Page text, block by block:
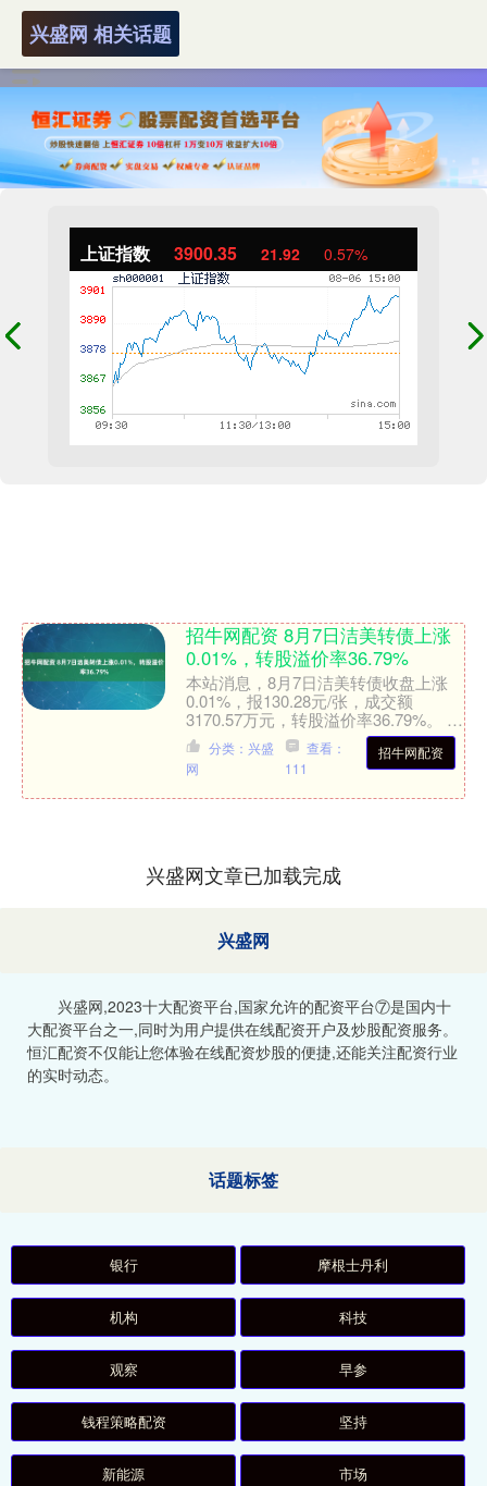
上证指数 3900.35 21.92 0.57%
兴盛网 相关话题
招牛网配资 8月7日洁美转债上涨
0.01%，转股溢价率36.79%
本站消息，8月7日洁美转债收盘上涨
0.01%，报130.28元/张，成交额
3170.57万元，转股溢价率36.79%。 资
料显示，洁美转债信用级别
为“AA-”，....
招牛网配资
分类：兴盛
网
查看：
111
兴盛网文章已加载完成
兴盛网
兴盛网,2023十大配资平台,国家允许的配资平台⑦是国内十
大配资平台之一,同时为用户提供在线配资开户及炒股配资服务。
恒汇配资不仅能让您体验在线配资炒股的便捷,还能关注配资行业
的实时动态。
话题标签
银行 摩根士丹利
机构 科技
观察 早参
钱程策略配资 坚持
新能源 市场